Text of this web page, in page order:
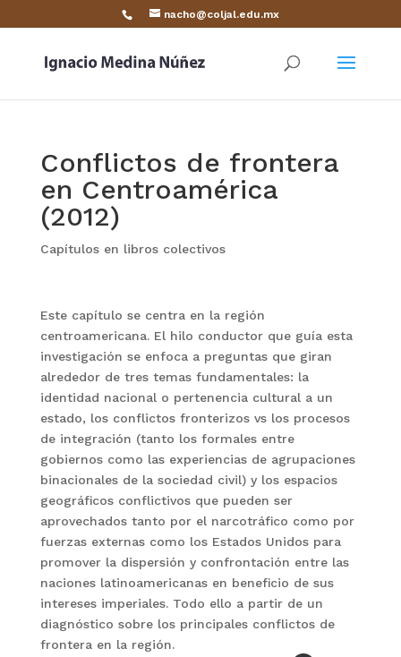
nacho@coljal.edu.mx
Conflictos de frontera
en Centroamérica
(2012)
Capítulos en libros colectivos
Este capítulo se centra en la región
centroamericana. El hilo conductor que guía esta
investigación se enfoca a preguntas que giran
alrededor de tres temas fundamentales: la
identidad nacional o pertenencia cultural a un
estado, los conflictos fronterizos vs los procesos
de integración (tanto los formales entre
gobiernos como las experiencias de agrupaciones
binacionales de la sociedad civil) y los espacios
geográficos conflictivos que pueden ser
aprovechados tanto por el narcotráfico como por
fuerzas externas como los Estados Unidos para
promover la dispersión y confrontación entre las
naciones latinoamericanas en beneficio de sus
intereses imperiales. Todo ello a partir de un
diagnóstico sobre los principales conflictos de
frontera en la región.